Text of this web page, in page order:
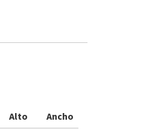
Alto
Ancho